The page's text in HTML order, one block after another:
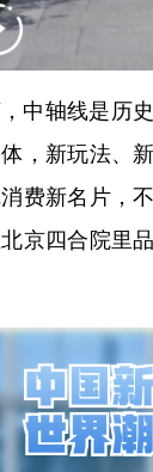
轴线是历史
，新玩法、
费新名片，
京四合院里